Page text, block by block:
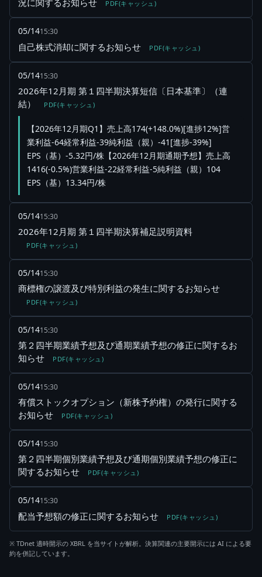
況に関するお知らせ PDF(キャッシュ)
05/1415:30
自己株式消却に関するお知らせ PDF(キャッシュ)
05/1415:30
2026年12月期 第１四半期決算短信〔日本基準〕（連
結）
PDF(キャッシュ)
【2026年12月期Q1】売上高174(+148.0%)[進捗12%]営
業利益-64経常利益-39純利益（親）-41[進捗-39%]
EPS（基）-5.32円/株【2026年12月期通期予想】売上高
1416(-0.5%)営業利益-22経常利益-5純利益（親）104
EPS（基）13.34円/株
05/1415:30
2026年12月期 第１四半期決算補足説明資料
PDF(キャッシュ)
05/1415:30
商標権の譲渡及び特別利益の発生に関するお知らせ
PDF(キャッシュ)
05/1415:30
第２四半期業績予想及び通期業績予想の修正に関するお
知らせ
PDF(キャッシュ)
05/1415:30
有償ストックオプション（新株予約権）の発行に関する
お知らせ
PDF(キャッシュ)
05/1415:30
第２四半期個別業績予想及び通期個別業績予想の修正に
関するお知らせ
PDF(キャッシュ)
05/1415:30
配当予想額の修正に関するお知らせ PDF(キャッシュ)
※ TDnet 適時開示の XBRL を当サイトが解析。決算関連の主要開示には AI による要
約を併記しています。